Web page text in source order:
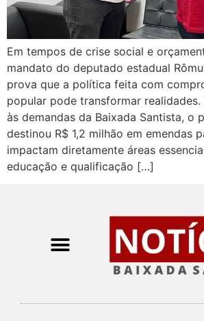
Em tempos de crise social e
mandato do deputado estadual
prova que a política feita com
popular pode transformar
às demandas da Baixada Santista, o
destinou R$ 1,2 milhão em emendas
impactam diretamente áreas
educação e qualificação […]